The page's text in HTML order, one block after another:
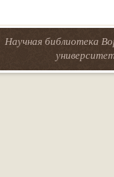
Научная библиотека